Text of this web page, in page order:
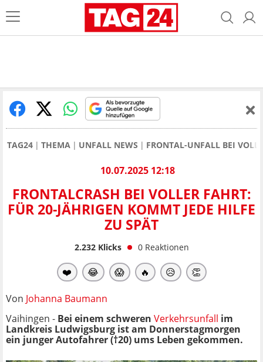
TAG24 THEMA UNFALL NEWS FRONTAL-UNFALL BEI
10.07.2025 12:18
FRONTALCRASH BEI VOLLER FAHRT:
FÜR 20-JÄHRIGEN KOMMT JEDE HILFE
ZU SPÄT
2.232Klicks 0 Reaktionen
❤️ 😂 😱 🔥 😥 👏
Von Johanna Baumann
Vaihingen - Bei einem schweren Verkehrsunfall im
Landkreis Ludwigsburg ist am Donnerstagmorgen
ein junger Autofahrer (†20) ums Leben gekommen.